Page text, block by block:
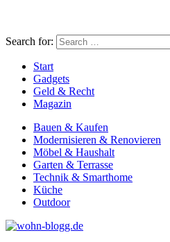
Search for:
Start
Gadgets
Geld & Recht
Magazin
Bauen & Kaufen
Modernisieren & Renovieren
Möbel & Haushalt
Garten & Terrasse
Technik & Smarthome
Küche
Outdoor